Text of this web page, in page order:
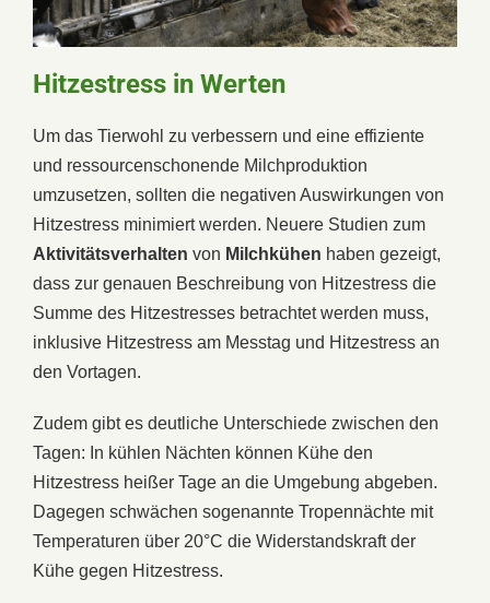
Hitzestress in Werten
Um das Tierwohl zu verbessern und eine effiziente
und ressourcenschonende Milchproduktion
umzusetzen, sollten die negativen Auswirkungen von
Hitzestress minimiert werden. Neuere Studien zum
Aktivitätsverhalten von Milchkühen haben gezeigt,
dass zur genauen Beschreibung von Hitzestress die
Summe des Hitzestresses betrachtet werden muss,
inklusive Hitzestress am Messtag und Hitzestress an
den Vortagen.
Zudem gibt es deutliche Unterschiede zwischen den
Tagen: In kühlen Nächten können Kühe den
Hitzestress heißer Tage an die Umgebung abgeben.
Dagegen schwächen sogenannte Tropennächte mit
Temperaturen über 20°C die Widerstandskraft der
Kühe gegen Hitzestress.